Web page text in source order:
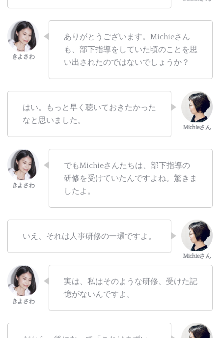
ありがとうございます。Michieさん
も、部下指導をしていた頃のことを思
い出されたのではないでしょうか？
はい。もっと早く聴いておきたかった
なと思いました。
でもMichieさんたちは、部下指導の
研修を受けていたんですよね。驚きま
したよ。
いえ、それは人事研修の一環ですよ。
実は、私はそのような研修、受けた記
憶がないんですよ。